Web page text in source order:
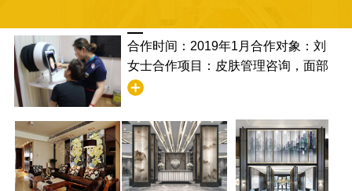
合作时间：2019年1月合作对象：刘
女士合作项目：皮肤管理咨询，面部
清洁合作满意度：非常满意，并且学